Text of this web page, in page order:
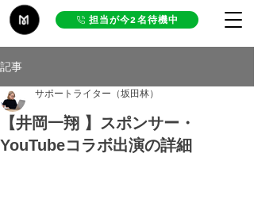
担当が今2名待機中
記事
【井岡一翔 】スポンサー・
YouTubeコラボ出演の詳細
サポートライター（坂田林）